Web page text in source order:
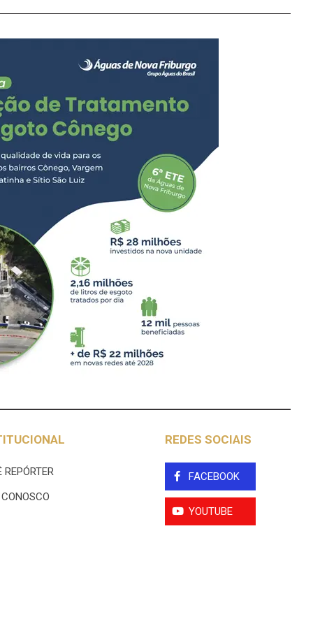
REPÓRTER
REDES SOCIAIS
FACEBOOK
YOUTUBE